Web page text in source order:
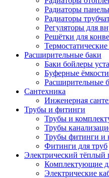
Радиаторы
Радиаторы
Регуляторы для
Решётки для
Расширительные баки
Баки бойлеры
Буферные
Расширительные
Сантехника
Инженерная
Трубы и фитинги
Трубы и
Трубы
Трубы фитинги и
Фитинги для труб
Электрический тёплый
Комплектующие
Электрические